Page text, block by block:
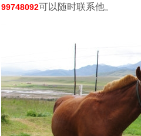
99748092可以随时联系他。